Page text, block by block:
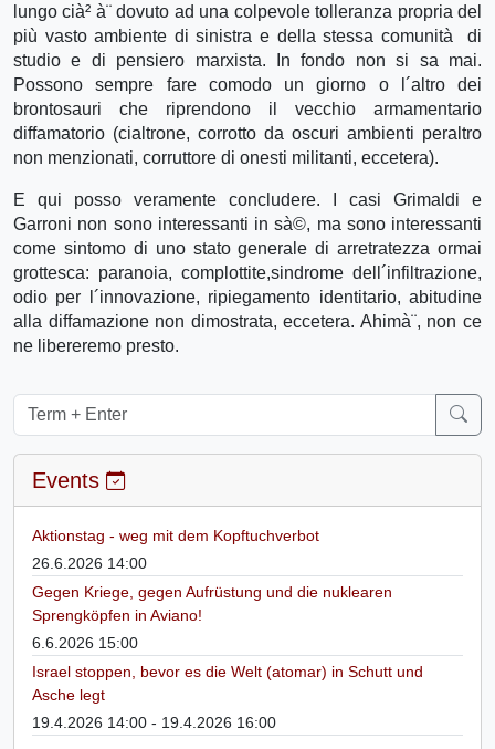
lungo cià² à¨ dovuto ad una colpevole tolleranza propria del
più vasto ambiente di sinistra e della stessa comunità di
studio e di pensiero marxista. In fondo non si sa mai.
Possono sempre fare comodo un giorno o l´altro dei
brontosauri che riprendono il vecchio armamentario
diffamatorio (cialtrone, corrotto da oscuri ambienti peraltro
non menzionati, corruttore di onesti militanti, eccetera).
E qui posso veramente concludere. I casi Grimaldi e
Garroni non sono interessanti in sà©, ma sono interessanti
come sintomo di uno stato generale di arretratezza ormai
grottesca: paranoia, complottite,sindrome dell´infiltrazione,
odio per l´innovazione, ripiegamento identitario, abitudine
alla diffamazione non dimostrata, eccetera. Ahimà¨, non ce
ne libereremo presto.
Events
Aktionstag - weg mit dem Kopftuchverbot
26.6.2026 14:00
Gegen Kriege, gegen Aufrüstung und die nuklearen
Sprengköpfen in Aviano!
6.6.2026 15:00
Israel stoppen, bevor es die Welt (atomar) in Schutt und
Asche legt
19.4.2026 14:00 - 19.4.2026 16:00